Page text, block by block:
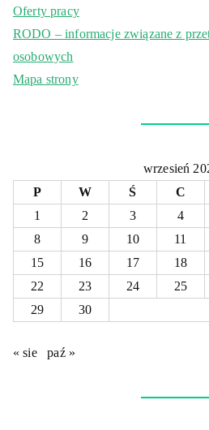
Oferty pracy
RODO – informacje związane z
osobowych
Mapa strony
wrzesień
P
W Ś C
1
2 3 4
8
9 10 11
15
16 17 18
22
23 24 25
29
30
« sie paź »